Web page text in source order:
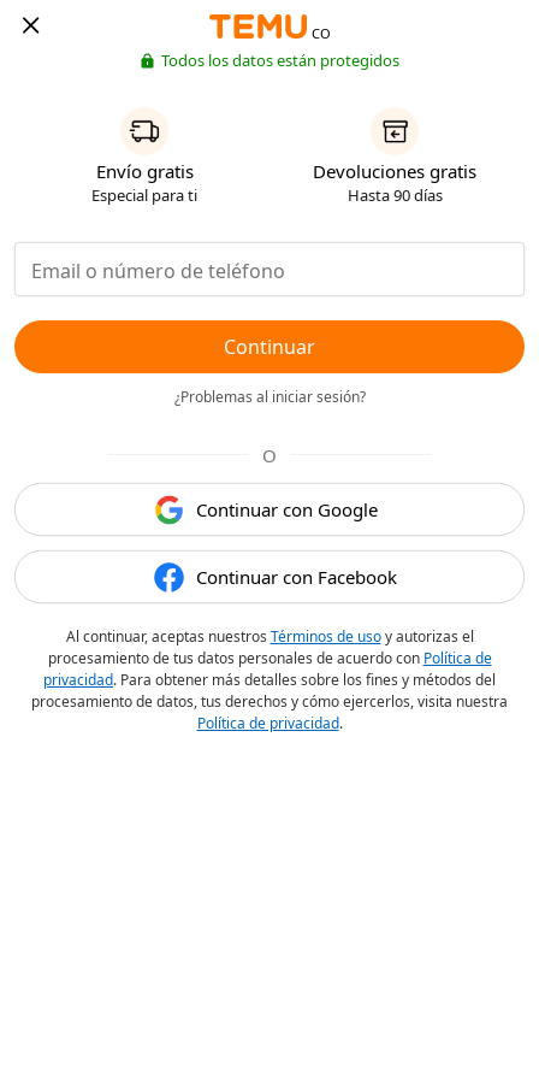
CO
Todos los datos están protegidos
Envío gratis
Especial para ti
Devoluciones gratis
Hasta 90 días
Continuar
¿Problemas al iniciar sesión?
O
Continuar con Google
Continuar con Facebook
Al continuar, aceptas nuestros Términos de usoy autorizas el
procesamiento de tus datos personales de acuerdo con Política de
privacidad. Para obtener más detalles sobre los fines y métodos del
procesamiento de datos, tus derechos y cómo ejercerlos, visita nuestra
Política de privacidad.